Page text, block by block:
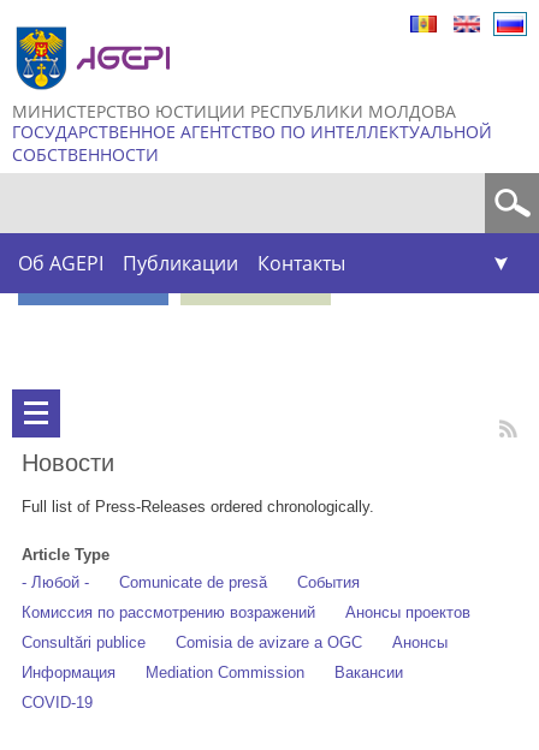
МИНИСТЕРСТВО ЮСТИЦИИ РЕСПУБЛИКИ МОЛДОВА
ГОСУДАРСТВЕННОЕ АГЕНТСТВО ПО ИНТЕЛЛЕКТУАЛЬНОЙ
СОБСТВЕННОСТИ
Об AGEPI Публикации Контакты
Новости
Full list of Press-Releases ordered chronologically.
Article Type
- Любой -
Comunicate de presă
События
Комиссия по рассмотрению возражений
Анонсы проектов
Consultări publice
Comisia de avizare a OGC
Анонсы
Информация
Mediation Commission
Вакансии
COVID-19